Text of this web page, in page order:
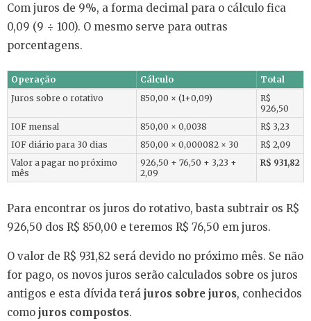
Com juros de 9%, a forma decimal para o cálculo fica
0,09 (9 ÷ 100). O mesmo serve para outras
porcentagens.
Operação Cálculo
Total
Juros sobre o rotativo
850,00 × (1+0,09)
R$
926,50
IOF mensal
850,00 × 0,0038
R$ 3,23
IOF diário para 30 dias
850,00 × 0,000082 × 30
R$ 2,09
Valor a pagar no próximo
mês
926,50 + 76,50 + 3,23 +
2,09
R$ 931,82
Para encontrar os juros do rotativo, basta subtrair os R$
926,50 dos R$ 850,00 e teremos R$ 76,50 em juros.
O valor de R$ 931,82 será devido no próximo mês. Se não
for pago, os novos juros serão calculados sobre os juros
antigos e esta dívida terá juros sobre juros, conhecidos
como juros compostos.